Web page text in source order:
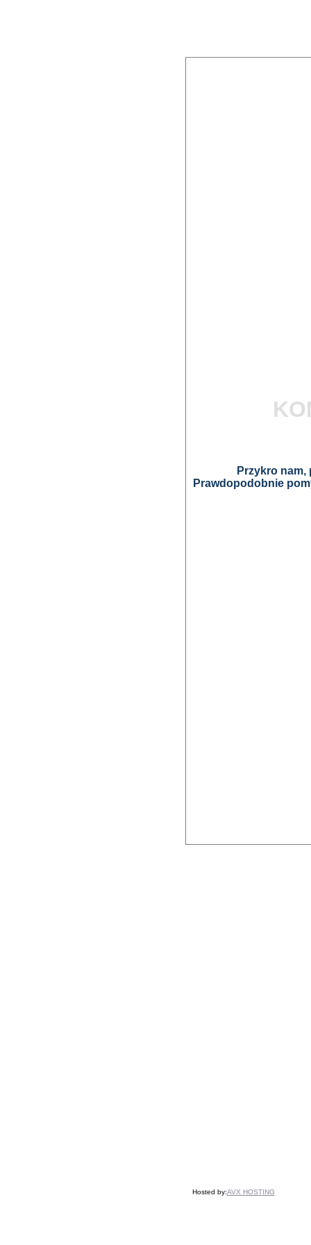
Przykro
Prawdopodobnie
Hosted by:AVX HOSTING